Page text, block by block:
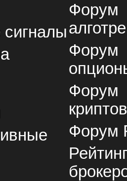
сигналы
Форум
Форум
Форум
Форум